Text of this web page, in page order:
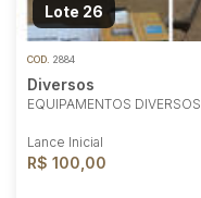
Lote 26
COD. 2884
Diversos
EQUIPAMENTOS DIVERSOS
Lance Inicial
R$ 100,00